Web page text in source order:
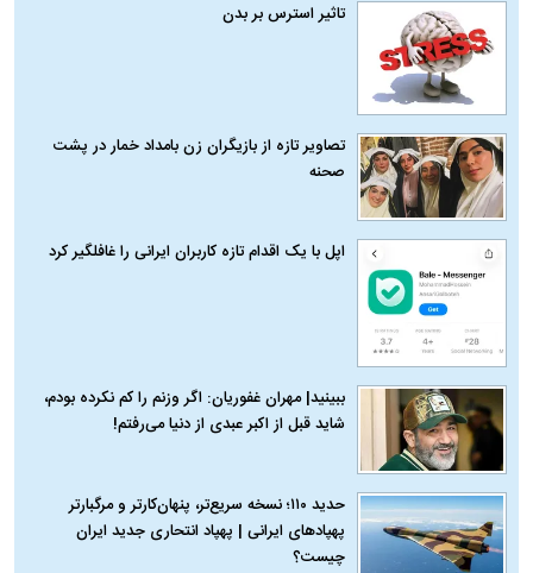
تاثیر استرس بر بدن
تصاویر تازه از بازیگران زن بامداد خمار در پشت
صحنه
اپل با یک اقدام تازه کاربران ایرانی را غافلگیر کرد
ببینید| مهران غفوریان: اگر وزنم را کم نکرده بودم،
شاید قبل از اکبر عبدی از دنیا می‌رفتم!
حدید ۱۱۰؛ نسخه سریع‌تر، پنهان‌کارتر و مرگبارتر
پهپادهای ایرانی | پهپاد انتحاری جدید ایران
چیست؟